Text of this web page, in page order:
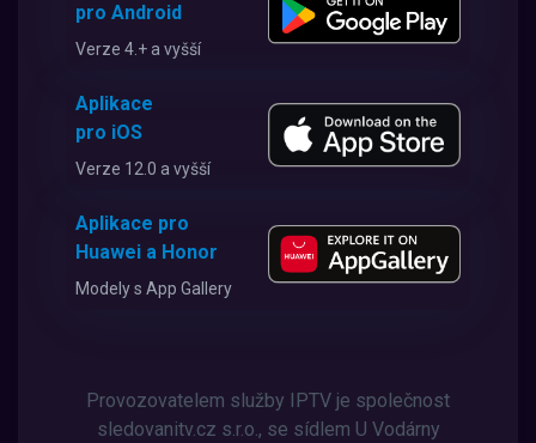
pro Android
Verze 4.+ a vyšší
Aplikace
pro iOS
Verze 12.0 a vyšší
Aplikace pro
Huawei a Honor
Modely s App Gallery
Provozovatelem služby IPTV je společnost
sledovanitv.cz s.r.o., se sídlem U Vodárny